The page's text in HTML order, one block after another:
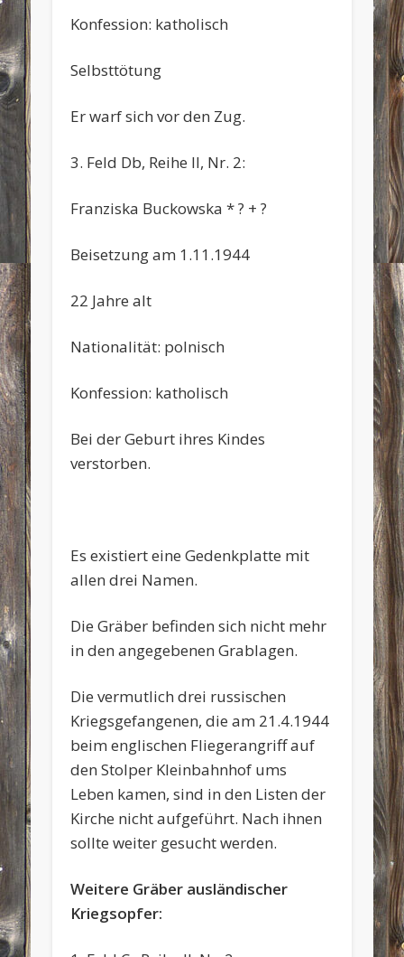
Konfession: katholisch
Selbsttötung
Er warf sich vor den Zug.
3. Feld Db, Reihe II, Nr. 2:
Franziska Buckowska * ? + ?
Beisetzung am 1.11.1944
22 Jahre alt
Nationalität: polnisch
Konfession: katholisch
Bei der Geburt ihres Kindes
verstorben.
Es existiert eine Gedenkplatte mit
allen drei Namen.
Die Gräber befinden sich nicht mehr
in den angegebenen Grablagen.
Die vermutlich drei russischen
Kriegsgefangenen, die am 21.4.1944
beim englischen Fliegerangriff auf
den Stolper Kleinbahnhof ums
Leben kamen, sind in den Listen der
Kirche nicht aufgeführt. Nach ihnen
sollte weiter gesucht werden.
Weitere Gräber ausländischer
Kriegsopfer: